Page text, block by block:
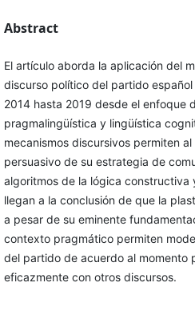
Abstract
El artículo aborda la aplicación del
discurso político del partido
2014 hasta 2019 desde el enfoque
pragmalingüística y lingüística
mecanismos discursivos permiten
persuasivo de su estrategia de
algoritmos de la lógica constructiva
llegan a la conclusión de que la
a pesar de su eminente
contexto pragmático permiten
del partido de acuerdo al momento
eficazmente con otros discursos.